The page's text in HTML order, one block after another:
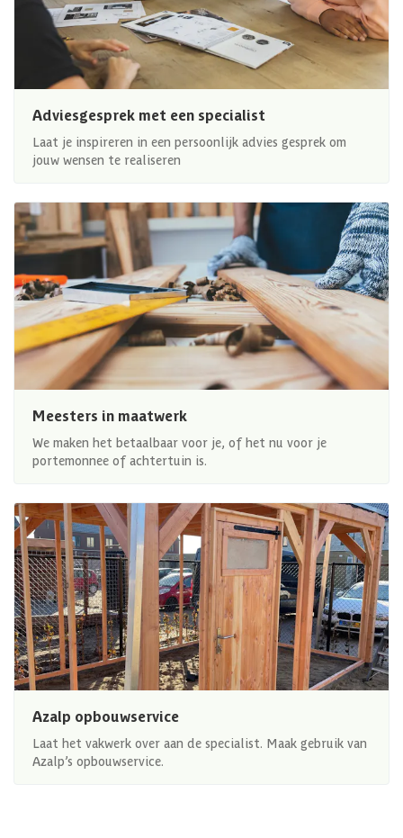
Adviesgesprek met een specialist
Laat je inspireren in een persoonlijk advies gesprek om
jouw wensen te realiseren
Meesters in maatwerk
We maken het betaalbaar voor je, of het nu voor je
portemonnee of achtertuin is.
Azalp opbouwservice
Laat het vakwerk over aan de specialist. Maak gebruik van
Azalp’s opbouwservice.